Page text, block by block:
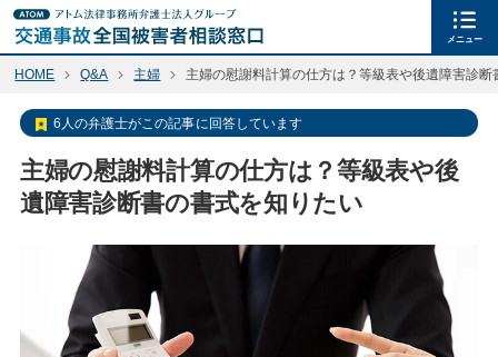
メニュー
HOME Q&A 主婦 主婦の慰謝料計算の仕方は？等級表や後遺障害診
6人の弁護士がこの記事に回答しています
主婦の慰謝料計算の仕方は？等級表や後
遺障害診断書の書式を知りたい